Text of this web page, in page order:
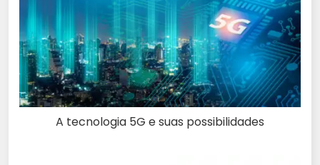
A tecnologia 5G e suas possibilidades